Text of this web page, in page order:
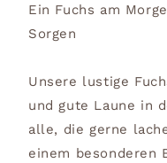
Ein Fuchs am
Sorgen
Unsere lustige
und gute Laune in
alle, die gerne
einem besonderen